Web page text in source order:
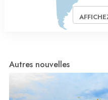
Autres nouvelles